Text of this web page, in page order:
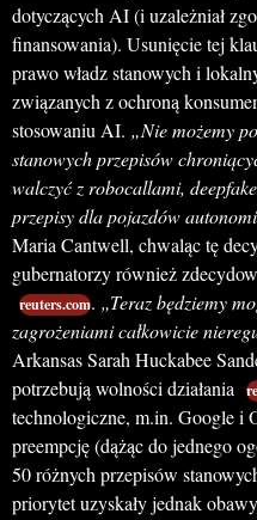
dotyczących AI (i uzależniał
finansowania). Usunięcie tej
prawo władz stanowych i
związanych z ochroną
stosowaniu AI. „Nie możemy
stanowych przepisów
walczyć z robocallami,
przepisy dla pojazdów
Maria Cantwell, chwaląc tę
gubernatorzy również
reuters.com. „Teraz będziemy
zagrożeniami całkowicie
Arkansas Sarah Huckabee
potrzebują wolności działania
technologiczne, m.in. Google i
preempcję (dążąc do jednego
50 różnych przepisów
priorytet uzyskały jednak